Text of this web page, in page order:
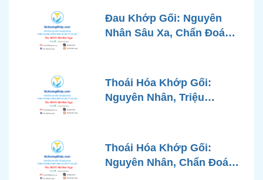
Đau Khớp Gối: Nguyên
Nhân Sâu Xa, Chẩn Đoán
Góc Nhìn Bác Sĩ Xương
Khớp
Thoái Hóa Khớp Gối:
Nguyên Nhân, Triệu
Chuẩn Y Khoa
Thoái Hóa Khớp Gối:
Nguyên Nhân, Chẩn Đoán